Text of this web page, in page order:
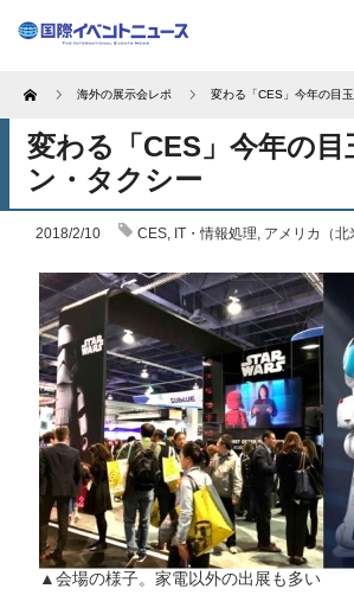
Home 海外の展示会レポ 変わる「CES」今年の目
変わる「CES」今年の目
ン・タクシー
2018/2/10 CES, IT・情報処理, アメリカ（北
▲会場の様子。家電以外の出展も多い